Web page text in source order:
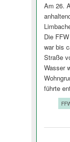
Am 26.
Die
war bis
Straße
Wasser
führte